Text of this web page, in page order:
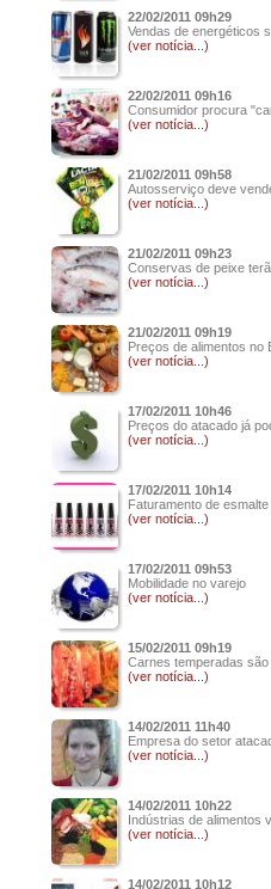
22/02/2011 09h29
Vendas de energéticos
(ver notícia...)
22/02/2011 09h16
Consumidor procura
(ver notícia...)
21/02/2011 09h58
Autosserviço deve
(ver notícia...)
21/02/2011 09h23
Conservas de peixe
(ver notícia...)
21/02/2011 09h19
Preços de alimentos no
(ver notícia...)
17/02/2011 10h46
Preços do atacado já
(ver notícia...)
17/02/2011 10h14
Faturamento de
(ver notícia...)
17/02/2011 09h53
Mobilidade no varejo
(ver notícia...)
15/02/2011 09h19
Carnes temperadas são
(ver notícia...)
14/02/2011 11h40
Empresa do setor
(ver notícia...)
14/02/2011 10h22
Indústrias de alimentos
(ver notícia...)
14/02/2011 10h12